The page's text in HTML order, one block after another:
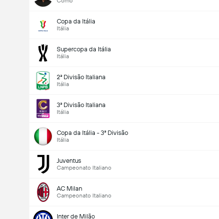
Copa da Itália
Itália
Supercopa da Itália
Itália
2ª Divisão Italiana
Itália
3ª Divisão Italiana
Itália
Copa da Itália - 3ª Divisão
Itália
Juventus
Campeonato Italiano
AC Milan
Campeonato Italiano
Inter de Milão